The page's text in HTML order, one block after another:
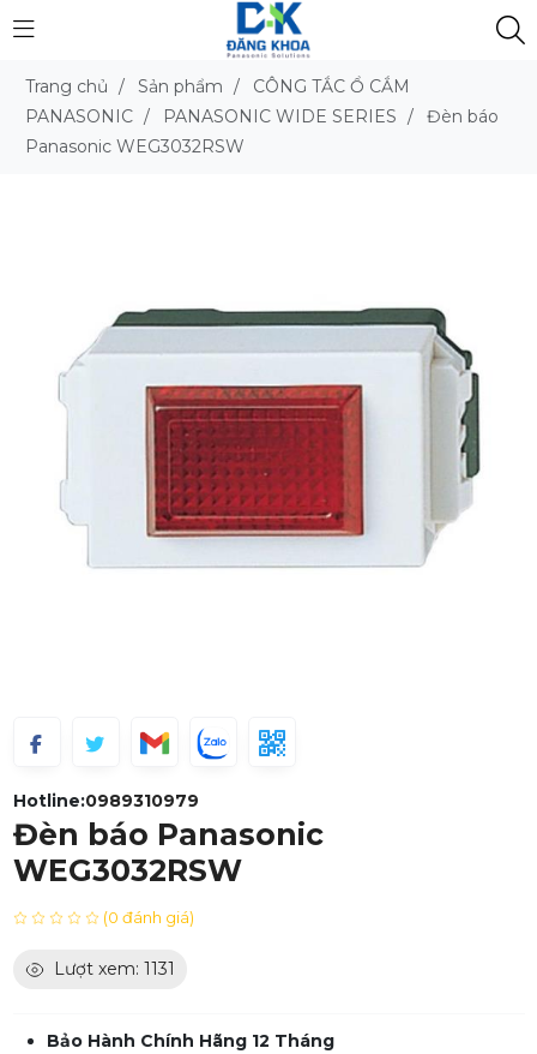
Trang chủ / Sản phẩm /
CÔNG TẮC Ổ CẮM
PANASONIC / PANASONIC WIDE SERIES /
Đèn báo
Panasonic WEG3032RSW
Hotline:0989310979
Đèn báo Panasonic
WEG3032RSW
(0 đánh giá)
Lượt xem: 1131
Bảo Hành Chính Hãng 12 Tháng